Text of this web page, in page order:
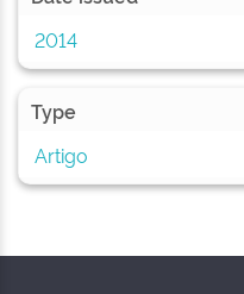
2014
Type
Artigo